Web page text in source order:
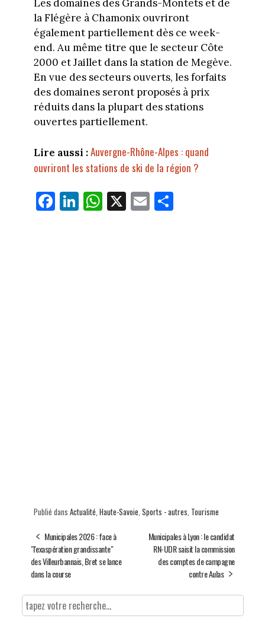
Les domaines des Grands-Montets et de
la Flégère à Chamonix ouvriront
également partiellement dès ce week-
end. Au même titre que le secteur Côte
2000 et Jaillet dans la station de Megève.
En vue des secteurs ouverts, les forfaits
des domaines seront proposés à prix
réduits dans la plupart des stations
ouvertes partiellement.
Lire aussi : Auvergne-Rhône-Alpes : quand
ouvriront les stations de ski de la région ?
Fa
ce
Li
nk
W
ha
X E
m
Pa
Publié dans Actualité, Haute-Savoie, Sports - autres, Tourisme
Municipales 2026 : face à
"l'exaspération grandissante"
des Villeurbannais, Bret se lance
dans la course
Municipales à Lyon : le candidat
RN-UDR saisit la commission
des comptes de campagne
contre Aulas